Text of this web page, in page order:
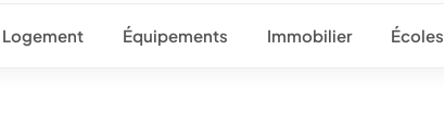
Logement Équipements Immobilier Écoles